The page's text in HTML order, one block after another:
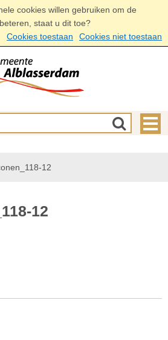
cookies willen gebruiken om de
staat u dit toe?
Cookies toestaan
Cookies niet toestaan
12
12